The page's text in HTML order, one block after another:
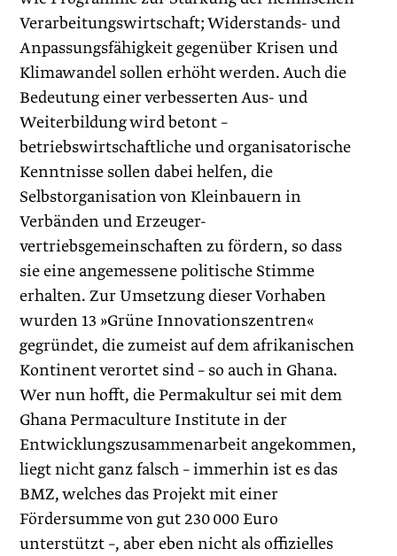
Verarbeitungswirtschaft; Widerstands- und
Anpassungsfähigkeit gegenüber Krisen und
Klimawandel sollen erhöht werden. Auch die
Bedeutung einer verbesserten Aus- und
Weiterbildung wird betont –
betriebswirtschaftliche und organisatorische
Kenntnisse sollen dabei helfen, die
Selbstorganisation von Kleinbauern in
Verbänden und Erzeuger-
vertriebsgemeinschaften zu fördern, so dass
sie eine angemessene politische Stimme
erhalten. Zur Umsetzung dieser Vorhaben
wurden 13 »Grüne Innovationszentren«
gegründet, die zumeist auf dem afrikanischen
Kontinent verortet sind – so auch in Ghana.
Wer nun hofft, die Permakultur sei mit dem
Ghana Permaculture Institute in der
Entwicklungszusammenarbeit angekommen,
liegt nicht ganz falsch – immerhin ist es das
BMZ, welches das Projekt mit einer
Fördersumme von gut 230 000 Euro
unterstützt –, aber eben nicht als offizielles